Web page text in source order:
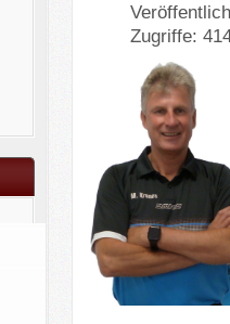
Zugriffe: